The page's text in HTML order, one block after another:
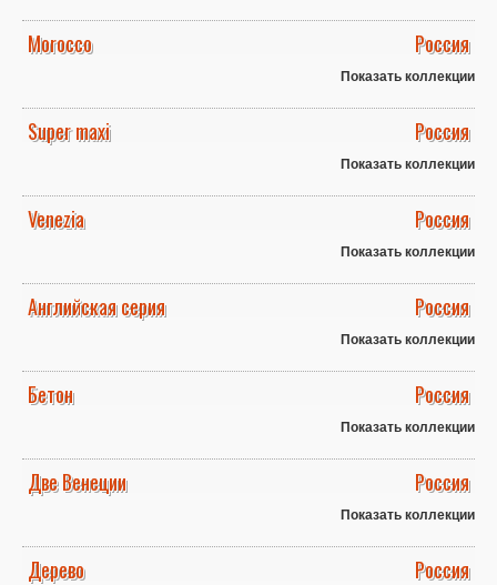
Morocco Россия
Показать коллекции
Super maxi Россия
Показать коллекции
Venezia Россия
Показать коллекции
Английская серия Россия
Показать коллекции
Бетон Россия
Показать коллекции
Две Венеции Россия
Показать коллекции
Дерево Россия